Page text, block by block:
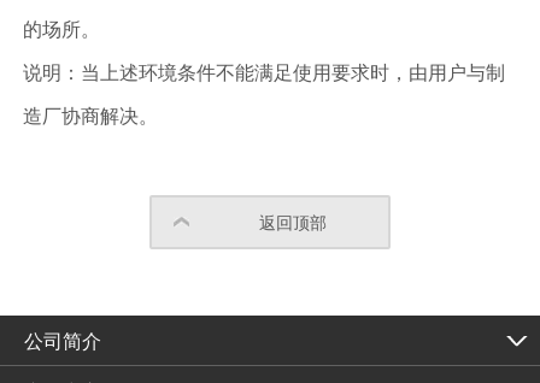
的场所。
说明：当上述环境条件不能满足使用要求时，由用户与制
造厂协商解决。
返回顶部
公司简介